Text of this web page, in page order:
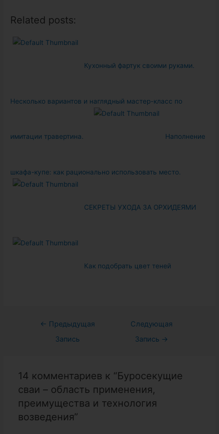
Related posts:
Кухонный фартук своими руками.
Несколько вариантов и наглядный мастер-класс по
имитации травертина. Наполнение
шкафа-купе: как рационально использовать место.
СЕКРЕТЫ УХОДА ЗА ОРХИДЕЯМИ
Как подобрать цвет теней
Навигация
← Предыдущая
Запись
Следующая
Запись →
14 комментариев к “Буросекущие
сваи – область применения,
преимущества и технология
возведения”